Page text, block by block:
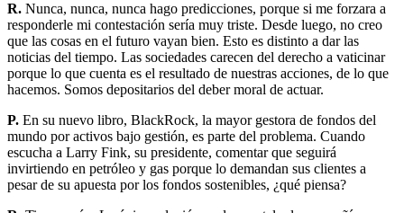
R. Nunca, nunca, nunca hago predicciones, porque si me forzara a
responderle mi contestación sería muy triste. Desde luego, no creo
que las cosas en el futuro vayan bien. Esto es distinto a dar las
noticias del tiempo. Las sociedades carecen del derecho a vaticinar
porque lo que cuenta es el resultado de nuestras acciones, de lo que
hacemos. Somos depositarios del deber moral de actuar.
P. En su nuevo libro, BlackRock, la mayor gestora de fondos del
mundo por activos bajo gestión, es parte del problema. Cuando
escucha a Larry Fink, su presidente, comentar que seguirá
invirtiendo en petróleo y gas porque lo demandan sus clientes a
pesar de su apuesta por los fondos sostenibles, ¿qué piensa?